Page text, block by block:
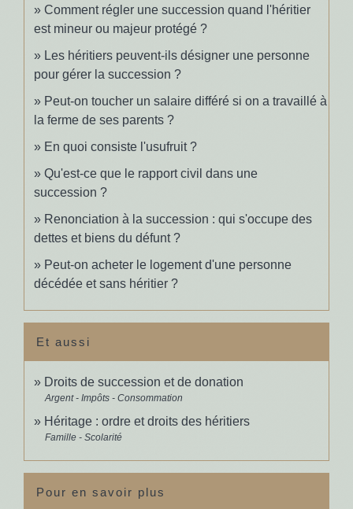
Comment régler une succession quand l'héritier
est mineur ou majeur protégé ?
Les héritiers peuvent-ils désigner une personne
pour gérer la succession ?
Peut-on toucher un salaire différé si on a travaillé à
la ferme de ses parents ?
En quoi consiste l'usufruit ?
Qu'est-ce que le rapport civil dans une
succession ?
Renonciation à la succession : qui s'occupe des
dettes et biens du défunt ?
Peut-on acheter le logement d'une personne
décédée et sans héritier ?
Et aussi
Droits de succession et de donation
Argent - Impôts - Consommation
Héritage : ordre et droits des héritiers
Famille - Scolarité
Pour en savoir plus